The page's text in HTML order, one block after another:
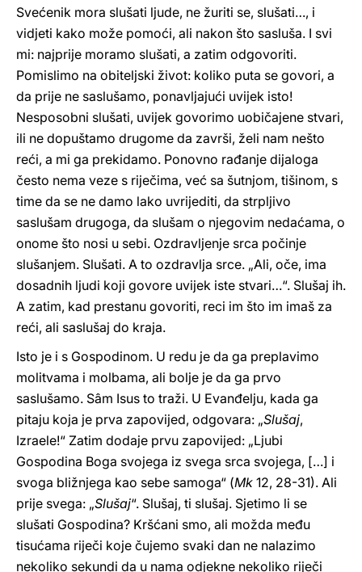
Svećenik mora slušati ljude, ne žuriti se, slušati…, i
vidjeti kako može pomoći, ali nakon što sasluša. I svi
mi: najprije moramo slušati, a zatim odgovoriti.
Pomislimo na obiteljski život: koliko puta se govori, a
da prije ne saslušamo, ponavljajući uvijek isto!
Nesposobni slušati, uvijek govorimo uobičajene stvari,
ili ne dopuštamo drugome da završi, želi nam nešto
reći, a mi ga prekidamo. Ponovno rađanje dijaloga
često nema veze s riječima, već sa šutnjom, tišinom, s
time da se ne damo lako uvrijediti, da strpljivo
saslušam drugoga, da slušam o njegovim nedaćama, o
onome što nosi u sebi. Ozdravljenje srca počinje
slušanjem. Slušati. A to ozdravlja srce. „Ali, oče, ima
dosadnih ljudi koji govore uvijek iste stvari…“. Slušaj ih.
A zatim, kad prestanu govoriti, reci im što im imaš za
reći, ali saslušaj do kraja.
Isto je i s Gospodinom. U redu je da ga preplavimo
molitvama i molbama, ali bolje je da ga prvo
saslušamo. Sâm Isus to traži. U Evanđelju, kada ga
pitaju koja je prva zapovijed, odgovara: „Slušaj,
Izraele!“ Zatim dodaje prvu zapovijed: „Ljubi
Gospodina Boga svojega iz svega srca svojega, […] i
svoga bližnjega kao sebe samoga“ (Mk 12, 28-31). Ali
prije svega: „Slušaj“. Slušaj, ti slušaj. Sjetimo li se
slušati Gospodina? Kršćani smo, ali možda među
tisućama riječi koje čujemo svaki dan ne nalazimo
nekoliko sekundi da u nama odjekne nekoliko riječi